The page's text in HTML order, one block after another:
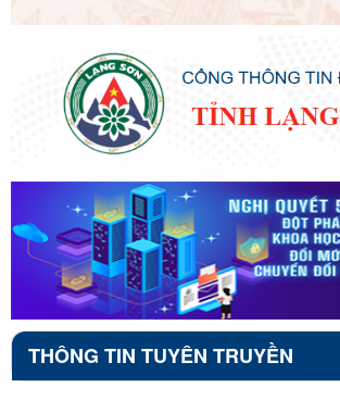
THÔNG TIN TUYÊN TRUYỀN